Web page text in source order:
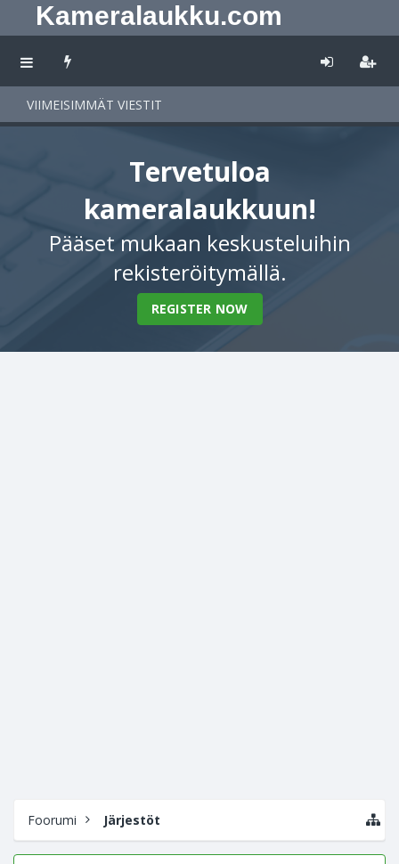
Kameralaukku.com
VIIMEISIMMÄT VIESTIT
Tervetuloa
kameralaukkuun!
Pääset mukaan keskusteluihin
rekisteröitymällä.
REGISTER NOW
Foorumi Järjestöt